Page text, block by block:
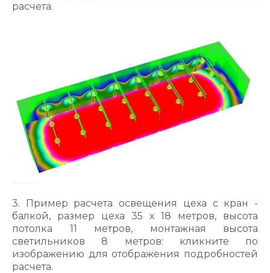
расчета.
3. Пример расчета освещения цеха с кран -
балкой, размер цеха 35 х 18 метров, высота
потолка 11 метров, монтажная высота
светильников 8 метров: кликните по
изображению для отображения подробностей
расчета.